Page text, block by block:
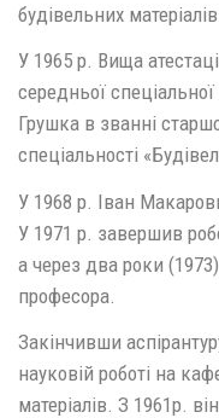
будівельних
У 1965 р. Вища
середньої
Грушка в званні
спеціальності
У 1968 р. Іван
У 1971 р. завершив
а через два роки
професора.
Закінчивши
науковій роботі на
матеріалів. З 1961р.